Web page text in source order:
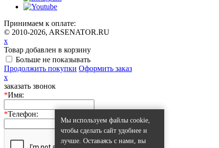
Мы используем файлы cookie,
чтобы сделать сайт удобнее и
лучше. Оставаясь с нами, вы
Принимаем к оплате:
© 2010-2026, ARSENATOR.RU
x
Товар добавлен в корзину
Больше не показывать
Продолжить покупки Оформить заказ
x
заказать звонок
*Имя:
*Телефон: